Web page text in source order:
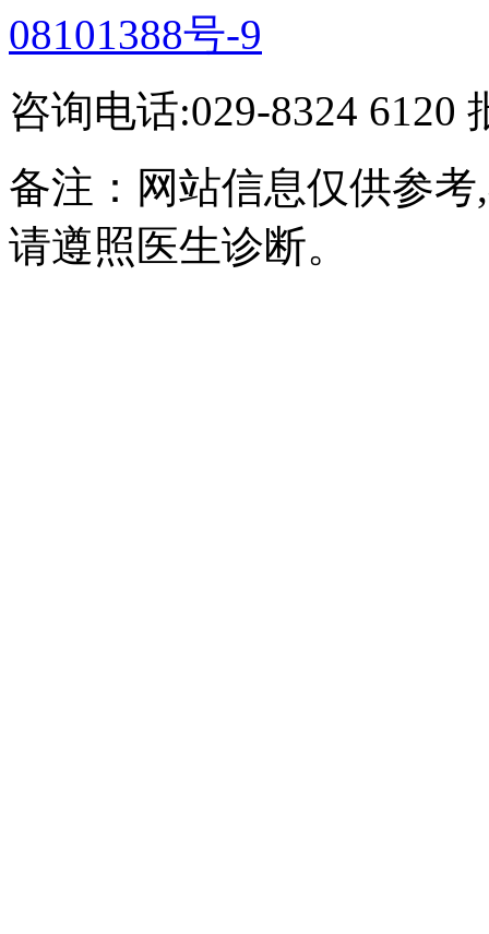
08101388号-9
咨询电话:029-8324 6120
备注：网站信息仅供参
请遵照医生诊断。